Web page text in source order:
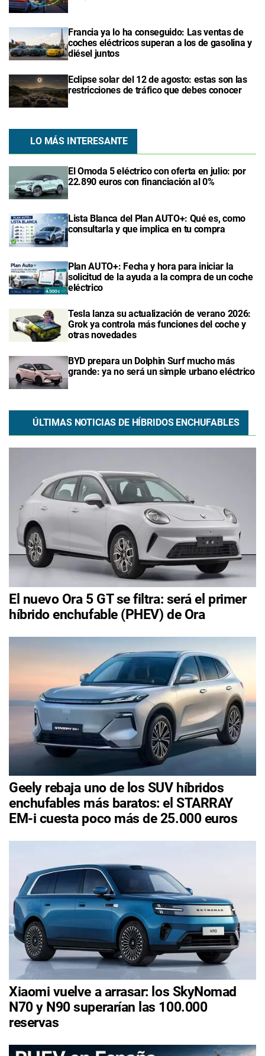
Francia ya lo ha conseguido: Las ventas de
coches eléctricos superan a los de gasolina y
diésel juntos
Eclipse solar del 12 de agosto: estas son las
restricciones de tráfico que debes conocer
LO MÁS INTERESANTE
El Omoda 5 eléctrico con oferta en julio: por
22.890 euros con financiación al 0%
Lista Blanca del Plan AUTO+: Qué es, como
consultarla y que implica en tu compra
Plan AUTO+: Fecha y hora para iniciar la
solicitud de la ayuda a la compra de un coche
eléctrico
Tesla lanza su actualización de verano 2026:
Grok ya controla más funciones del coche y
otras novedades
BYD prepara un Dolphin Surf mucho más
grande: ya no será un simple urbano eléctrico
ÚLTIMAS NOTICIAS DE HÍBRIDOS ENCHUFABLES
El nuevo Ora 5 GT se filtra: será el primer
híbrido enchufable (PHEV) de Ora
Geely rebaja uno de los SUV híbridos
enchufables más baratos: el STARRAY
EM-i cuesta poco más de 25.000 euros
Xiaomi vuelve a arrasar: los SkyNomad
N70 y N90 superarían las 100.000
reservas